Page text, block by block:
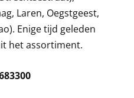
Laren, Oegstgeest,
Enige tijd geleden
het assortiment.